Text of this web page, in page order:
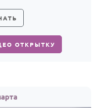
ОТКРЫТКУ